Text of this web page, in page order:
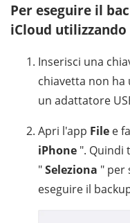
Per eseguire il
iCloud
Inserisci una
chiavetta non ha
un adattatore
Apri l'app File e
iPhone ". Quindi
"Seleziona " per
eseguire il